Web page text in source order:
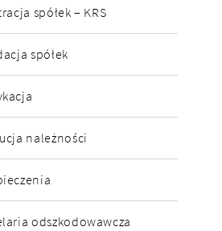
spółek – KRS
spółek
należności
odszkodowawcza